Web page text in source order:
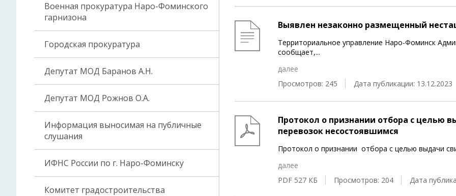
Военная прокуратура Наро-Фоминского
гарнизона
Городская прокуратура
Депутат МОД Баранов А.Н.
Депутат МОД Рожнов О.А.
Информация выносимая на публичные
слушания
ИФНС России по г. Наро-Фоминску
Комитет градостроительства
Выявлен незаконно размещенный
Территориальное управление Наро-Фоминск
сообщает,...
далее
Просмотров: 245
Дата публикации: 13.12.2023
Протокол о признании отбора с целью
перевозок несостоявшимся
Протокол о признании отбора с целью выдачи
далее
PDF 527 КБ
Просмотров: 204 Дата